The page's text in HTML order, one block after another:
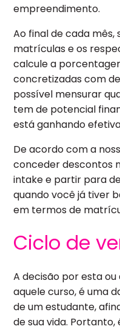
empreendimento.
Ao final de cada
matrículas e os
calcule a
concretizadas com
possível mensurar
tem de potencial
está ganhando
De acordo com a
conceder descontos
intake e partir para
quando você já tiver
em termos de
Ciclo de
A decisão por esta
aquele curso, é uma
de um estudante,
de sua vida.